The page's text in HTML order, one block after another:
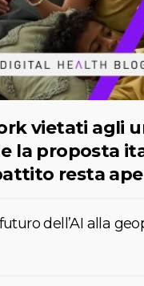
vietati agli
la proposta
resta
dell’AI alla